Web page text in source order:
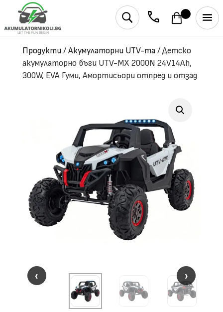
phone
U
Продукти/ Акумулаторни UTV-та/Детско
акумулаторно бъги UTV-MX 2000N 24V14Ah,
300W, EVA Гуми, Амортисьори отпред и отзад
‹ ›
‹ ›